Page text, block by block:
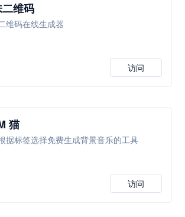
维码
维码在线生成器
访问
猫
据标签选择免费生成背景音乐的工具
访问